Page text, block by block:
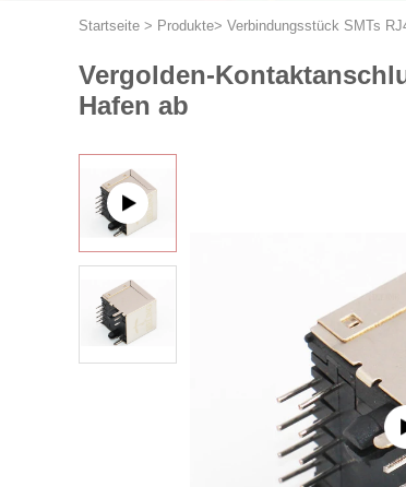
Startseite > Produkte> Verbindungsstück SMTs
Vergolden-
Hafen ab